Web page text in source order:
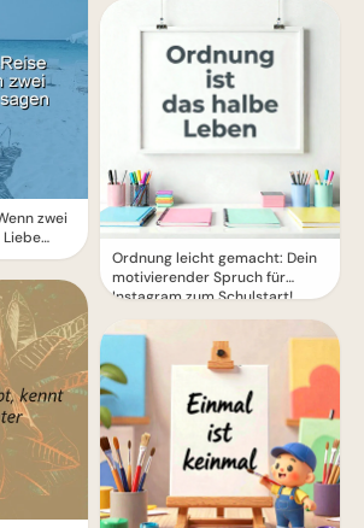
zwei
Liebe
Ordnung leicht gemacht: Dein
motivierender Spruch für
Instagram zum Schulstart!